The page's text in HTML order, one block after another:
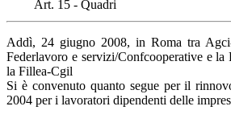
Art. 15 - Quadri
Addì, 24 giugno 2008, in Roma tra
Federlavoro e servizi/Confcooperative e
la Fillea-Cgil
Si è convenuto quanto segue per il
2004 per i lavoratori dipendenti delle